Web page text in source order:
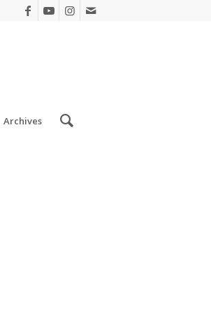
Archives